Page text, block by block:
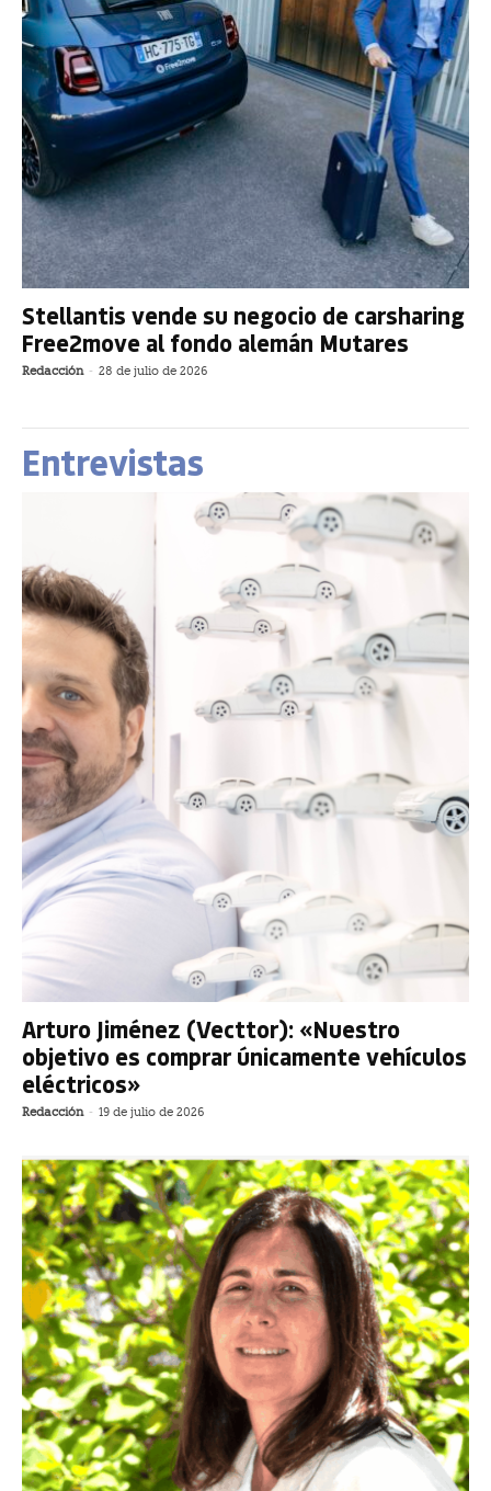
Stellantis vende su negocio de carsharing
Free2move al fondo alemán Mutares
Redacción - 28 de julio de 2026
Entrevistas
Arturo Jiménez (Vecttor): «Nuestro
objetivo es comprar únicamente vehículos
eléctricos»
Redacción - 19 de julio de 2026